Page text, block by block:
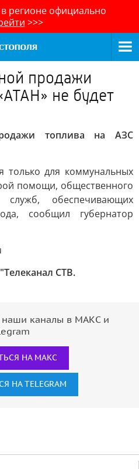
регионе официально
>>>
продажи
не будет
топлива на АЗС
только для коммунальных
помощи, общественного
обеспечивающих
сообщил губернатор
CТВ.
наши каналы в МАКС и
НА МАКС
НА TELEGRAM